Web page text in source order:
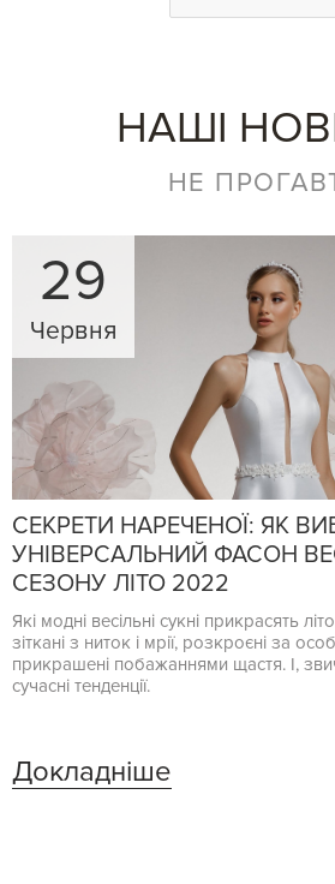
НАШІ
НЕ
29
Червня
СЕКРЕТИ НАРЕЧЕНОЇ: ЯК
УНІВЕРСАЛЬНИЙ ФАСОН
СЕЗОНУ ЛІТО 2022
Які модні весільні сукні прикрасять
зіткані з ниток і мрії, розкроєні за
прикрашені побажаннями щастя. І,
сучасні тенденції.
Докладніше